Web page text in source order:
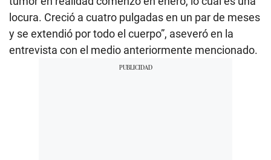
locura. Creció a cuatro pulgadas en un par de meses
y se extendió por todo el cuerpo”, aseveró en la
entrevista con el medio anteriormente mencionado.